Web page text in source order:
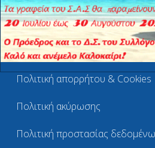
Όροι Χρήσης
Πολιτική απορρήτου & Cookies
Πολιτική ακύρωσης
Πολιτική προστασίας